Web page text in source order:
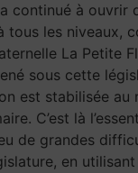
continué à ouvrir
tous les niveaux,
La Petite
sous cette
est stabilisée au
C’est là
de grandes
en